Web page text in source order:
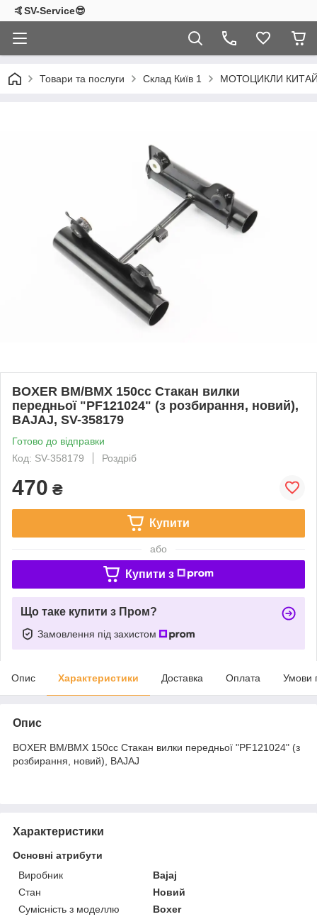
🤙SV-Service😎
Товари та послуги Склад Київ 1 МОТОЦИКЛИ
BOXER BM/ВМX 150cc Стакан вилки
передньої "PF121024" (з розбирання, новий),
BAJAJ, SV-358179
Готово до відправки
Код: SV-358179
Роздріб
470 ₴
Купити
або
Купити з
Що таке купити з Пром?
Замовлення під захистом
Опис Характеристики Доставка Оплата Умови
Опис
BOXER BM/ВМX 150cc Стакан вилки передньої "PF121024" (з
розбирання, новий), BAJAJ
Характеристики
Основні атрибути
Виробник
Bajaj
Стан
Новий
Сумісність з моделлю
Boxer